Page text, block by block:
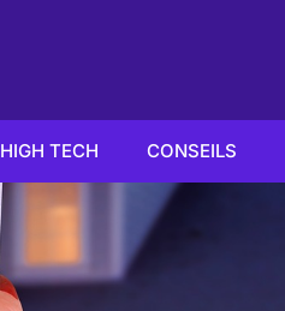
HIGH TECH CONSEILS